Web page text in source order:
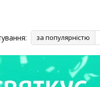
за популярністю